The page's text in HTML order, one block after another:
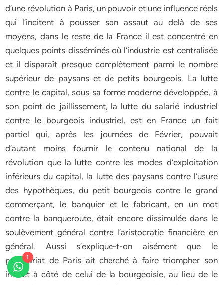
d’une révolution à Paris, un pouvoir et une influence réels
qui l’incitent à pousser son assaut au delà de ses
moyens, dans le reste de la France il est concentré en
quelques points disséminés où l’industrie est centralisée
et il disparaît presque complètement parmi le nombre
supérieur de paysans et de petits bourgeois. La lutte
contre le capital, sous sa forme moderne développée, à
son point de jaillissement, la lutte du salarié industriel
contre le bourgeois industriel, est en France un fait
partiel qui, après les journées de Février, pouvait
d’autant moins fournir le contenu national de la
révolution que la lutte contre les modes d’exploitation
inférieurs du capital, la lutte des paysans contre l’usure
des hypothèques, du petit bourgeois contre le grand
commerçant, le banquier et le fabricant, en un mot
contre la banqueroute, était encore dissimulée dans le
soulèvement général contre l’aristocratie financière en
général. Aussi s’explique-t-on aisément que le
prolétariat de Paris ait cherché à faire triompher son
intérêt à côté de celui de la bourgeoisie, au lieu de le
1